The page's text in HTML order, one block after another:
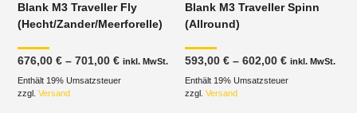
Blank M3 Traveller Fly
(Hecht/Zander/Meerforelle)
676,00€ –701,00€Preisspanne:
bis
inkl. MwSt.
Enthält 19% Umsatzsteuer
zzgl.Versand
Blank M3 Traveller Spinn
(Allround)
593,00€ –602,00€
bis
inkl. MwSt.
Enthält 19% Umsatzsteuer
zzgl.Versand